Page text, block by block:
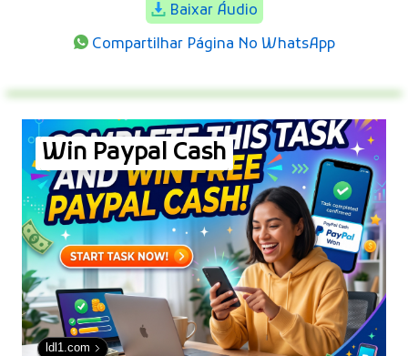
Baixar Áudio
Compartilhar Página No WhatsApp
Win Paypal Cash
ldl1.com